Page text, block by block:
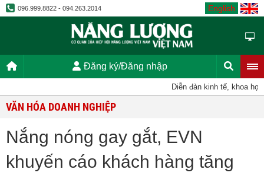
096.999.8822 - 094.263.2014 English
Đăng ký/Đăng nhập
Diễn đàn kinh tế, khoa học,
VĂN HÓA DOANH NGHIỆP
Nắng nóng gay gắt, EVN
khuyến cáo khách hàng tăng